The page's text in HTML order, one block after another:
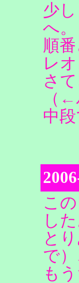
少
へ。
順
レ
さ
（←
中
こ
した
と
で）
も